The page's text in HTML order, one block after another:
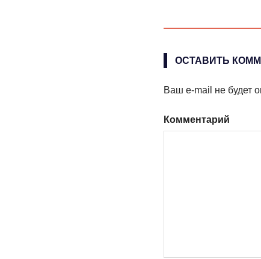
ОСТАВИТЬ
Ваш e-mail не будет
Комментарий